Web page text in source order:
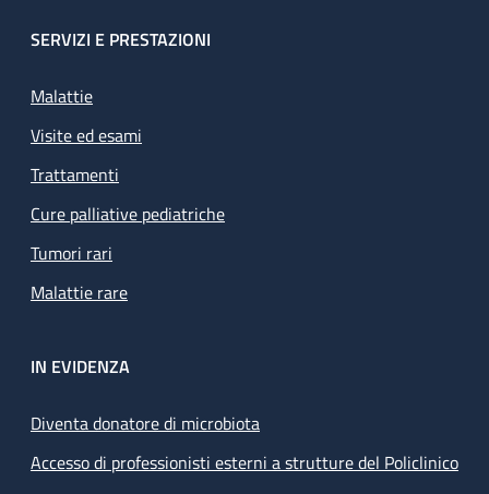
SERVIZI E PRESTAZIONI
Malattie
Visite ed esami
Trattamenti
Cure palliative pediatriche
Tumori rari
Malattie rare
IN EVIDENZA
Diventa donatore di microbiota
Accesso di professionisti esterni a strutture del Policlinico